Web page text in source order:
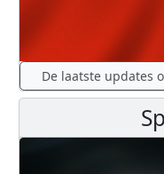
De laatste updates